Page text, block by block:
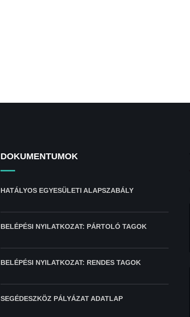
DOKUMENTUMOK
HATÁLYOS EGYESÜLETI ALAPSZABÁLY
BELÉPÉSI NYILATKOZAT: PÁRTOLÓ TAGOK
BELÉPÉSI NYILATKOZAT: RENDES TAGOK
SEGÉDESZKÖZ PÁLYÁZAT ADATLAP